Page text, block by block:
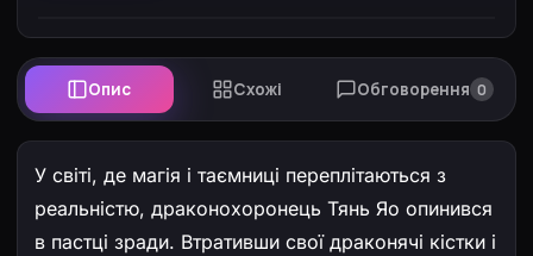
Опис Схожі Обговорення 0
У світі, де магія і таємниці переплітаються з
реальністю, драконохоронець Тянь Яо опинився
в пастці зради. Втративши свої драконячі кістки і